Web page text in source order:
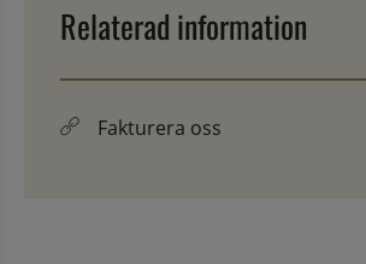
Relaterad information
Fakturera oss